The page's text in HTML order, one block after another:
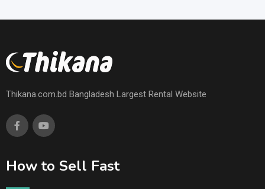
Thikana.com.bd Bangladesh Largest Rental Website
How to Sell Fast